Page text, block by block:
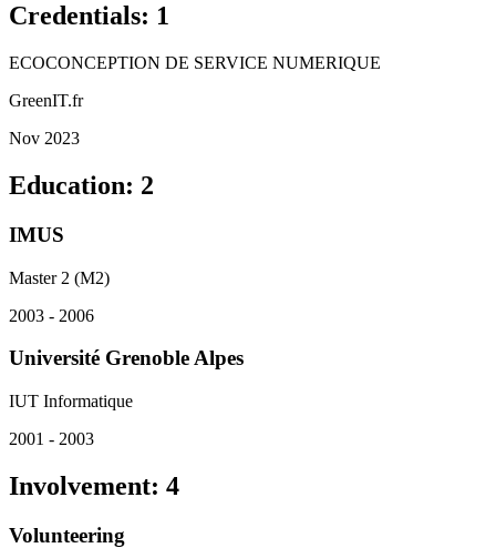
Credentials: 1
ECOCONCEPTION DE SERVICE NUMERIQUE
GreenIT.fr
Nov 2023
Education: 2
IMUS
Master 2 (M2)
2003 - 2006
Université Grenoble Alpes
IUT Informatique
2001 - 2003
Involvement: 4
Volunteering